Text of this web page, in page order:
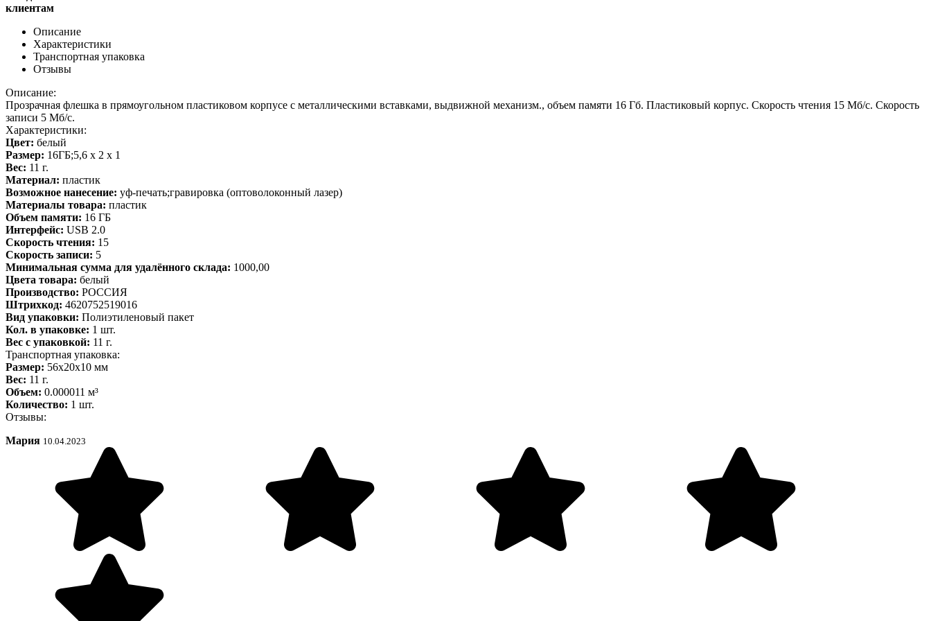
клиентам
Описание
Характеристики
Транспортная упаковка
Отзывы
Описание:
Прозрачная флешка в прямоугольном пластиковом корпусе с металлическими вставками, выдвижной механизм., объем памяти 16 Гб. Пластиковый корпус. Скорость чтения 15 Мб/с. Скорость
записи 5 Мб/с.
Характеристики:
Цвет: белый
Размер: 16ГБ;5,6 х 2 х 1
Вес: 11 г.
Материал: пластик
Возможное нанесение: уф-печать;гравировка (оптоволоконный лазер)
Материалы товара: пластик
Объем памяти: 16 ГБ
Интерфейс: USB 2.0
Скорость чтения: 15
Скорость записи: 5
Минимальная сумма для удалённого склада: 1000,00
Цвета товара: белый
Производство: РОССИЯ
Штрихкод: 4620752519016
Вид упаковки: Полиэтиленовый пакет
Кол. в упаковке: 1 шт.
Вес с упаковкой: 11 г.
Транспортная упаковка:
Размер: 56x20x10 мм
Вес: 11 г.
Объем: 0.000011 м³
Количество: 1 шт.
Отзывы:
Мария 10.04.2023